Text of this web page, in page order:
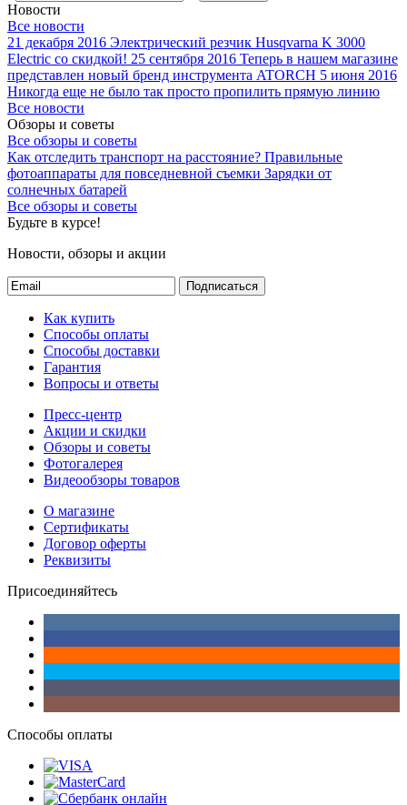
Новости
Все новости
21 декабря 2016 Электрический резчик Husqvarna K 3000
Electric со скидкой! 25 сентября 2016 Теперь в нашем магазине
представлен новый бренд инструмента ATORCH 5 июня 2016
Никогда еще не было так просто пропилить прямую линию
Все новости
Обзоры и советы
Все обзоры и советы
Как отследить транспорт на расстояние? Правильные
фотоаппараты для повседневной съемки Зарядки от
солнечных батарей
Все обзоры и советы
Будьте в курсе!
Новости, обзоры и акции
Подписаться
Как купить
Способы оплаты
Способы доставки
Гарантия
Вопросы и ответы
Пресс-центр
Акции и скидки
Обзоры и советы
Фотогалерея
Видеообзоры товаров
О магазине
Сертификаты
Договор оферты
Реквизиты
Присоединяйтесь
Способы оплаты